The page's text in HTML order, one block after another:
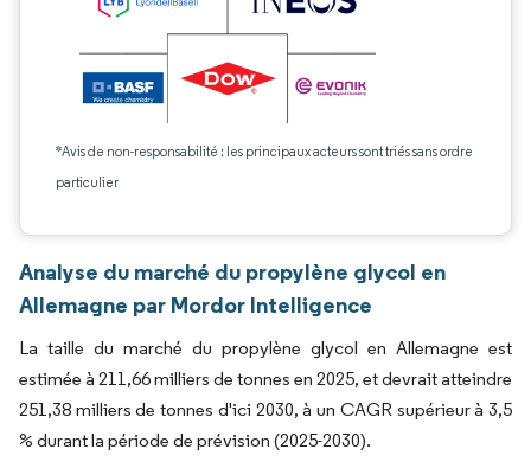
*Avis de non-responsabilité : les principaux acteurs sont triés sans ordre
particulier
Analyse du marché du propylène glycol en
Allemagne par Mordor Intelligence
La taille du marché du propylène glycol en Allemagne est
estimée à 211,66 milliers de tonnes en 2025, et devrait atteindre
251,38 milliers de tonnes d'ici 2030, à un CAGR supérieur à 3,5
% durant la période de prévision (2025-2030).